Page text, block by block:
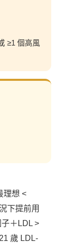
≥1 個高風
理想 <
下提前用
＋LDL >
歲 LDL-